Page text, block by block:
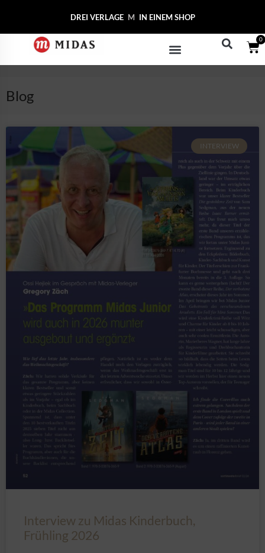
DREI VERLAGE MIDAS C IN EINEM SHOP
0
Blog
INTERVIEW
Interview zu Midas Kinderbuch,
Frühling 2026